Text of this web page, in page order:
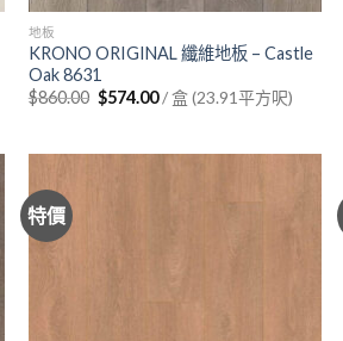
地板
KRONO ORIGINAL 纖維地板 – Castle
Oak 8631
$860.00 Original
$574.00Current
/ 盒 (23.91平方呎)
特價